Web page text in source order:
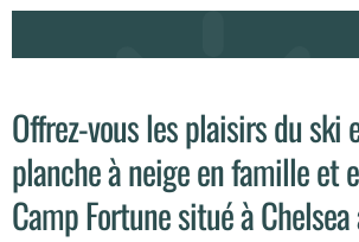
Offrez-vous les plaisirs du ski
planche à neige en famille et
Camp Fortune situé à